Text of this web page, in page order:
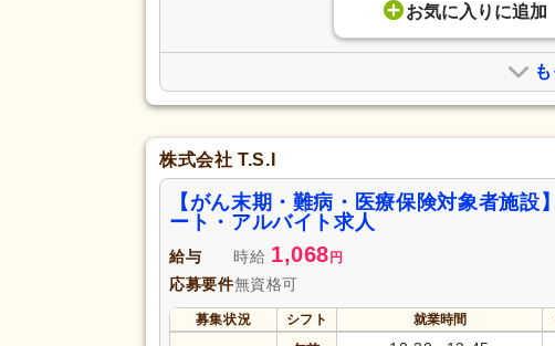
お気に入り に追加
株式会社 T.S.I
【がん末期・難病・医療保険対象者施
ート・アルバイト求人
給与 時給 1,068 円
応募要件無資格可
募集状況 シフト 就業時間